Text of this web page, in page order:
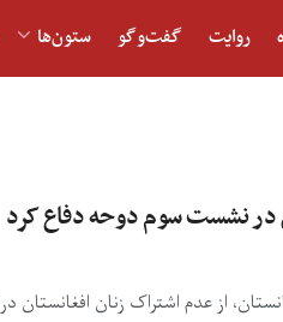
روایت گفت‌و‎گو ستون‌ها
در نشست سوم دوحه دفاع کرد
از عدم اشتراک زنان